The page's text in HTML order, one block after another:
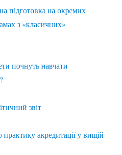
підготовка на окремих
з «класичних»
почнуть навчати
звіт
акредитації у вищій